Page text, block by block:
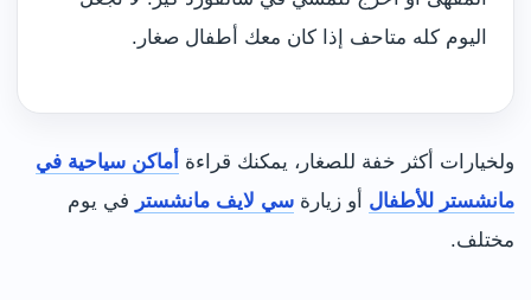
اليوم كله متاحف إذا كان معك أطفال صغار.
ولخيارات أكثر خفة للصغار، يمكنك قراءة أماكن سياحية في
مانشستر للأطفال أو زيارة سي لايف مانشستر في يوم
مختلف.